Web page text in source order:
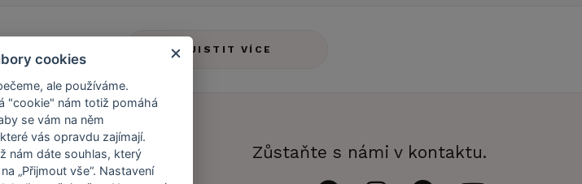
Clubu! ZJISTIT VÍCE
Zákaznický účet Zůstaňte s námi v kontaktu.
cookies
ale používáme.
"cookie" nám totiž pomáhá
se vám na něm
vás opravdu zajímají.
nám dáte souhlas, který
„Přijmout vše“. Nastavení